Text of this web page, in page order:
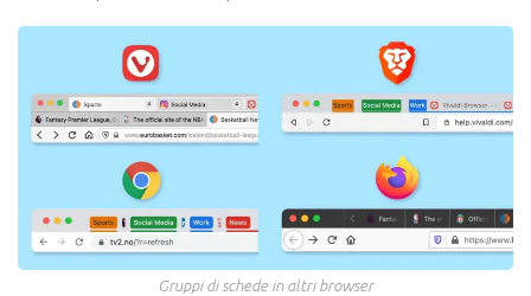
Gruppi di schede in altri browser